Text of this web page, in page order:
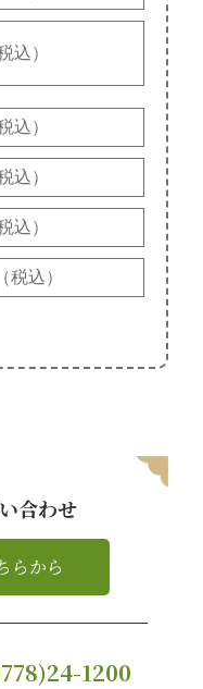
込）
込）
込）
込）
税込）
合わせ
らから
1200